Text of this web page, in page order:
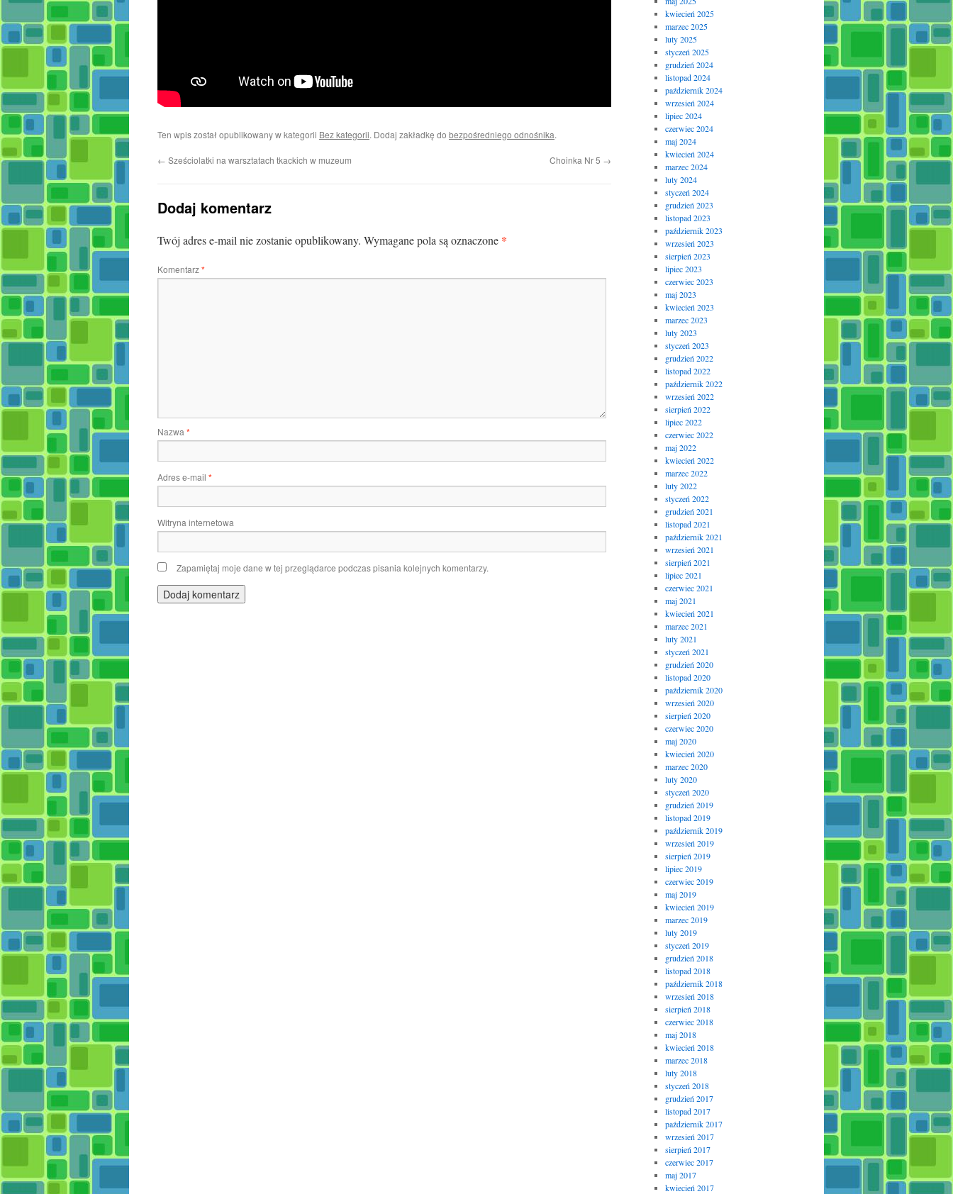
Ten wpis został opublikowany w kategorii Bez kategorii. Dodaj zakładkę do bezpośredniego odnośnika.
← Sześciolatki na warsztatach tkackich w muzeum Choinka Nr 5 →
Dodaj komentarz
Twój adres e-mail nie zostanie opublikowany. Wymagane pola są oznaczone *
Komentarz*
Nazwa *
Adres e-mail *
Witryna internetowa
Zapamiętaj moje dane w tej przeglądarce podczas pisania kolejnych komentarzy.
kwiecień 2025
marzec 2025
luty 2025
styczeń 2025
grudzień 2024
listopad 2024
październik 2024
wrzesień 2024
lipiec 2024
czerwiec 2024
maj 2024
kwiecień 2024
marzec 2024
luty 2024
styczeń 2024
grudzień 2023
listopad 2023
październik 2023
wrzesień 2023
sierpień 2023
lipiec 2023
czerwiec 2023
maj 2023
kwiecień 2023
marzec 2023
luty 2023
styczeń 2023
grudzień 2022
listopad 2022
październik 2022
wrzesień 2022
sierpień 2022
lipiec 2022
czerwiec 2022
maj 2022
kwiecień 2022
marzec 2022
luty 2022
styczeń 2022
grudzień 2021
listopad 2021
październik 2021
wrzesień 2021
sierpień 2021
lipiec 2021
czerwiec 2021
maj 2021
kwiecień 2021
marzec 2021
luty 2021
styczeń 2021
grudzień 2020
listopad 2020
październik 2020
wrzesień 2020
sierpień 2020
czerwiec 2020
maj 2020
kwiecień 2020
marzec 2020
luty 2020
styczeń 2020
grudzień 2019
listopad 2019
październik 2019
wrzesień 2019
sierpień 2019
lipiec 2019
czerwiec 2019
maj 2019
kwiecień 2019
marzec 2019
luty 2019
styczeń 2019
grudzień 2018
listopad 2018
październik 2018
wrzesień 2018
sierpień 2018
czerwiec 2018
maj 2018
kwiecień 2018
marzec 2018
luty 2018
styczeń 2018
grudzień 2017
listopad 2017
październik 2017
wrzesień 2017
sierpień 2017
czerwiec 2017
maj 2017
kwiecień 2017